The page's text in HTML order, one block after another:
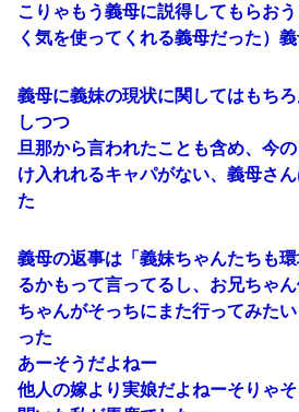
こりゃもう義母に説得してもらお
く気を使ってくれる義母だった）
義母に義妹の現状に関してはもち
しつつ
旦那から言われたことも含め、今
け入れれるキャパがない、義母さ
た
義母の返事は「義妹ちゃんたちも
るかもって言ってるし、お兄ちゃ
ちゃんがそっちにまた行ってみた
った
あーそうだよねー
他人の嫁より実娘だよねーそりゃ